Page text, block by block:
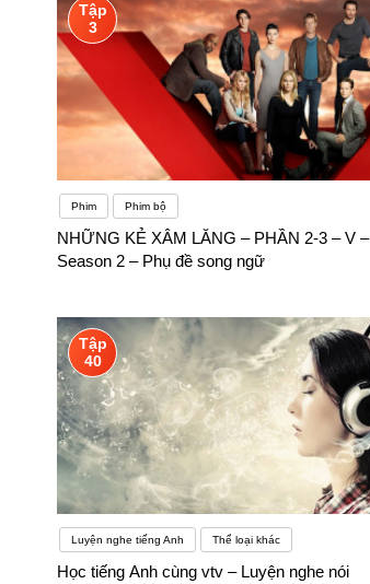
Tập
3
Phim Phim bộ
NHỮNG KẺ XÂM LĂNG – PHẦN 2-3 – V –
Season 2 – Phụ đề song ngữ
Tập
40
Luyện nghe tiếng Anh Thể loại khác
Học tiếng Anh cùng vtv – Luyện nghe nói